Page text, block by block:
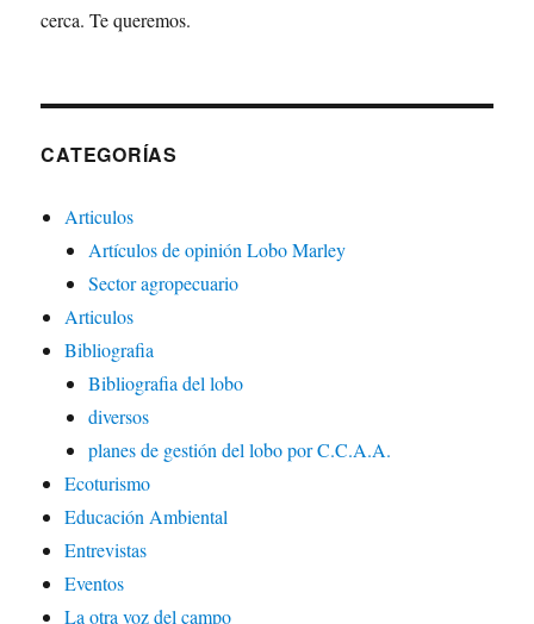
cerca. Te queremos.
CATEGORÍAS
Articulos
Artículos de opinión Lobo Marley
Sector agropecuario
Articulos
Bibliografia
Bibliografia del lobo
diversos
planes de gestión del lobo por C.C.A.A.
Ecoturismo
Educación Ambiental
Entrevistas
Eventos
La otra voz del campo